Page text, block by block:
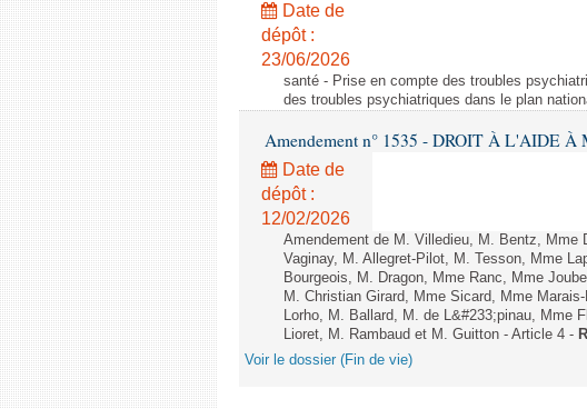
Date de
dépôt :
23/06/2026
santé - Prise en compte des troubles
des troubles psychiatriques dans le plan
Amendement n° 1535 - DROIT À L'AIDE À
Date de
dépôt :
12/02/2026
Amendement de M. Villedieu, M. Bentz, Mme
Vaginay, M. Allegret-Pilot, M. Tesson, Mme
Bourgeois, M. Dragon, Mme Ranc, Mme
M. Christian Girard, Mme Sicard, Mme
Lorho, M. Ballard, M. de L&#233;pinau, Mme
Lioret, M. Rambaud et M. Guitton - Article 4 -
Voir le dossier (Fin de vie)